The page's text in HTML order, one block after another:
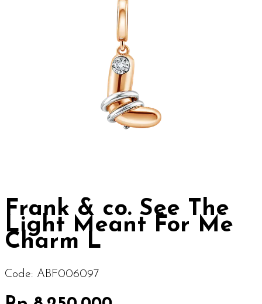
Frank & co. See The
Light Meant For Me
Charm L
Code: ABF006097